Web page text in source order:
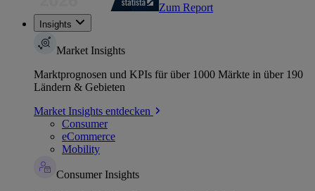
Zum Report
Insights
Market Insights
Marktprognosen und KPIs für über 1000 Märkte in über 190
Ländern & Gebieten
Market Insights entdecken
Consumer
eCommerce
Mobility
Consumer Insights